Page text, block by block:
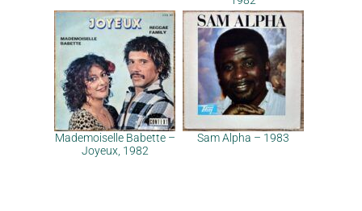
Mademoiselle Babette –
Joyeux, 1982
Sam Alpha – 1983